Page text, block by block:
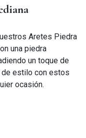
Aretes Piedra
una piedra
un toque de
de estilo con estos
ocasión.